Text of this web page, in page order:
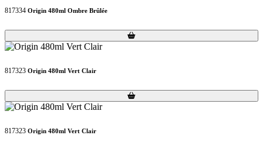
817334 Origin 480ml Ombre Brûlée
Loading...
Loading...
817323 Origin 480ml Vert Clair
Loading...
Loading...
817323 Origin 480ml Vert Clair